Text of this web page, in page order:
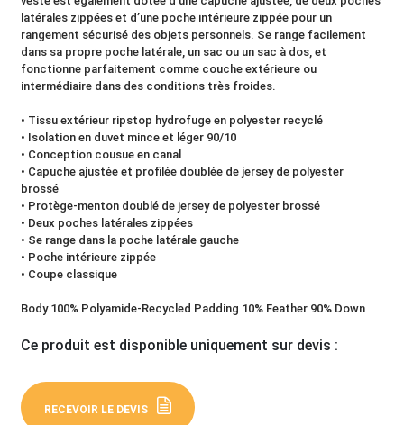
latérales zippées et d’une poche intérieure zippée pour un
rangement sécurisé des objets personnels. Se range facilement
dans sa propre poche latérale, un sac ou un sac à dos, et
fonctionne parfaitement comme couche extérieure ou
intermédiaire dans des conditions très froides.
• Tissu extérieur ripstop hydrofuge en polyester recyclé
• Isolation en duvet mince et léger 90/10
• Conception cousue en canal
• Capuche ajustée et profilée doublée de jersey de polyester
brossé
• Protège-menton doublé de jersey de polyester brossé
• Deux poches latérales zippées
• Se range dans la poche latérale gauche
• Poche intérieure zippée
• Coupe classique
Body 100% Polyamide-Recycled Padding 10% Feather 90% Down
Ce produit est disponible uniquement sur devis :
RECEVOIR LE DEVIS